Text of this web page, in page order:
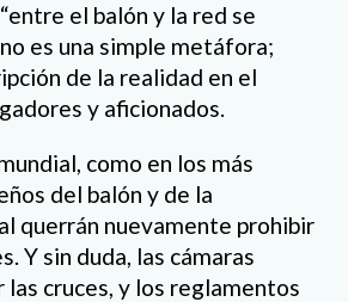
el balón y la red se
es una simple metáfora;
de la realidad en el
y aficionados.
como en los más
del balón y de la
querrán nuevamente prohibir
Y sin duda, las cámaras
las cruces, y los reglamentos